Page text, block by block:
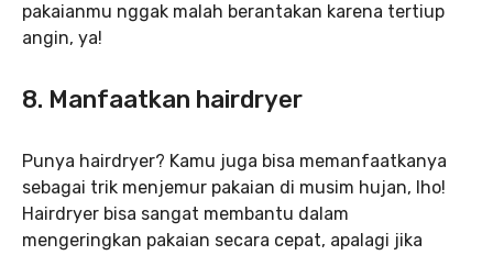
pakaianmu nggak malah berantakan karena tertiup
angin, ya!
8. Manfaatkan hairdryer
Punya hairdryer? Kamu juga bisa memanfaatkanya
sebagai trik menjemur pakaian di musim hujan, lho!
Hairdryer bisa sangat membantu dalam
mengeringkan pakaian secara cepat, apalagi jika